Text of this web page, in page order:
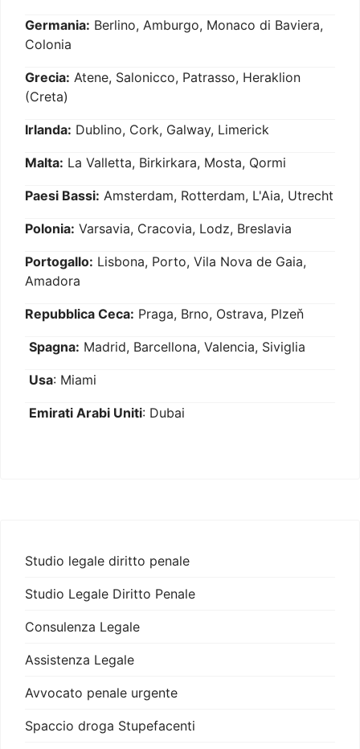
Germania: Berlino, Amburgo, Monaco di Baviera,
Colonia
Grecia: Atene, Salonicco, Patrasso, Heraklion
(Creta)
Irlanda: Dublino, Cork, Galway, Limerick
Malta: La Valletta, Birkirkara, Mosta, Qormi
Paesi Bassi: Amsterdam, Rotterdam, L'Aia, Utrecht
Polonia: Varsavia, Cracovia, Lodz, Breslavia
Portogallo: Lisbona, Porto, Vila Nova de Gaia,
Amadora
Repubblica Ceca: Praga, Brno, Ostrava, Plzeň
Spagna: Madrid, Barcellona, Valencia, Siviglia
Usa: Miami
Emirati Arabi Uniti: Dubai
Studio legale diritto penale
Studio Legale Diritto Penale
Consulenza Legale
Assistenza Legale
Avvocato penale urgente
Spaccio droga Stupefacenti